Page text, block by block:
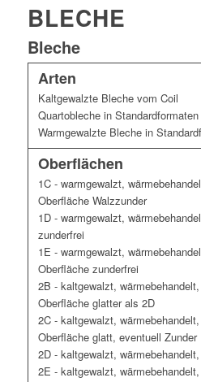
BLECHE
Bleche
Arten
Kaltgewalzte Bleche vom Coil
Quartobleche in Standardformaten
Warmgewalzte Bleche in
Oberflächen
1C - warmgewalzt,
Oberfläche Walzzunder
1D - warmgewalzt,
zunderfrei
1E - warmgewalzt,
Oberfläche zunderfrei
2B - kaltgewalzt,
Oberfläche glatter als 2D
2C - kaltgewalzt,
Oberfläche glatt, eventuell Zunder
2D - kaltgewalzt,
2E - kaltgewalzt,